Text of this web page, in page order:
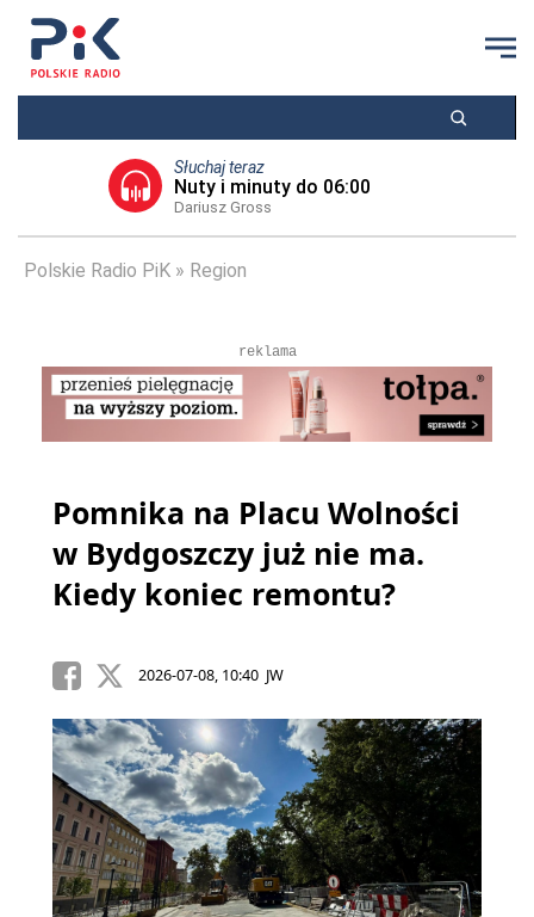
Słuchaj teraz
Nuty i minuty do 06:00
Dariusz Gross
Polskie Radio PiK Region
reklama
Pomnika na Placu Wolności
w Bydgoszczy już nie ma.
Kiedy koniec remontu?
2026-07-08, 10:40 JW